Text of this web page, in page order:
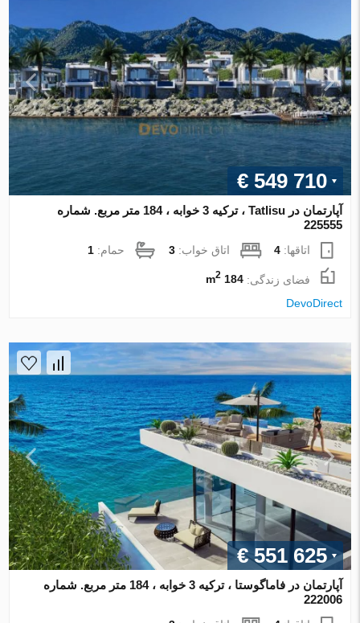
€ 549 710
آپارتمان در Tatlisu ، ترکیه 3 خوابه ، 184 متر مربع. شماره
225555
اتاقها:4 اتاق خواب:3 حمام:1
فضای زندگی:184 m
2
DevoDirect
€ 551 625
آپارتمان در فاماگوستا ، ترکیه 3 خوابه ، 184 متر مربع. شماره
222006